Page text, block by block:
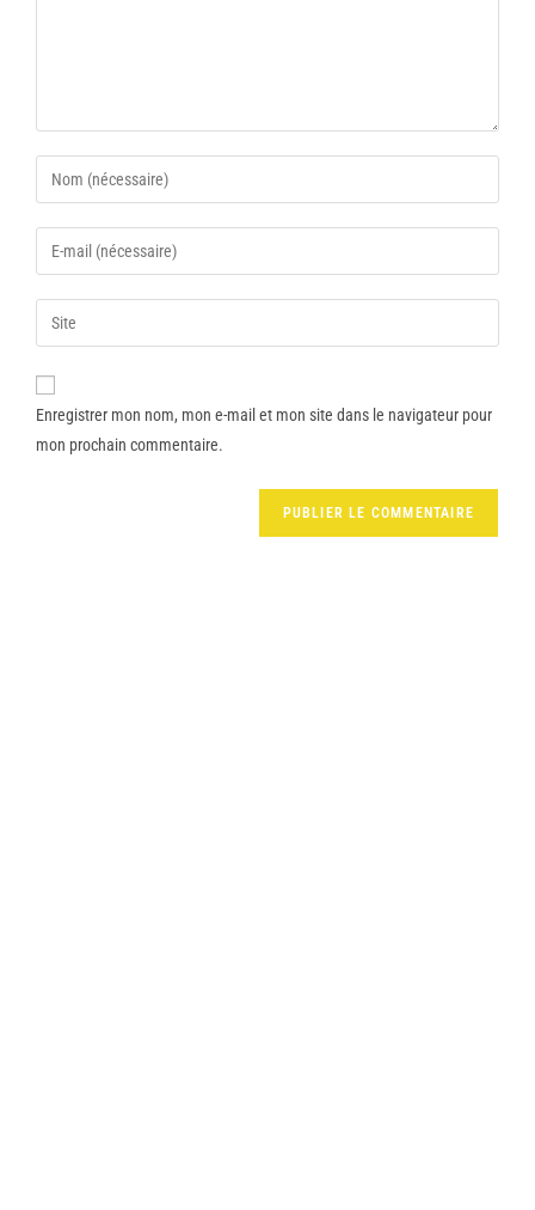
Enregistrer mon nom, mon e-mail et mon site dans le navigateur pour
mon prochain commentaire.